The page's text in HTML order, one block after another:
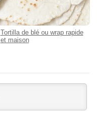
Tortilla de blé ou wrap rapide
et maison